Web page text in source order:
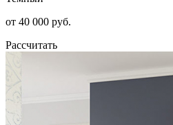
от 40 000 руб.
Рассчитать